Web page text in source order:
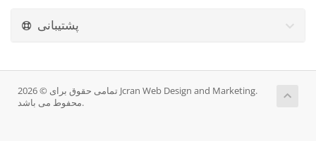
پشتیبانی
تمامی حقوق برای © 2026 Jcran Web Design and Marketing.
محفوط می باشد.